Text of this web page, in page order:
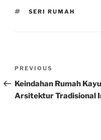
TAGS
SERI RUMAH
Post
navigation
Previous
Post
PREVIOUS
Keindahan Rumah
Arsitektur Tradisional